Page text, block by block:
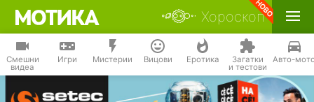
Хороскоп
Смешни
видеа
Игри Мистерии Вицови Еротика Загатки
и тестови
Авто-